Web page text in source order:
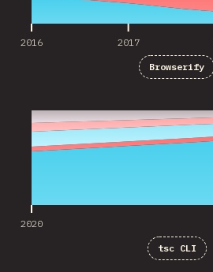
2016 2017
Browserify
2020
tsc CLI